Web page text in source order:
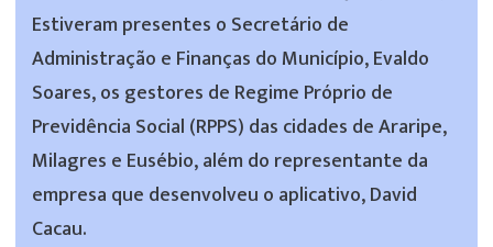
Estiveram presentes o Secretário de
Administração e Finanças do Município, Evaldo
Soares, os gestores de Regime Próprio de
Previdência Social (RPPS) das cidades de Araripe,
Milagres e Eusébio, além do representante da
empresa que desenvolveu o aplicativo, David
Cacau.